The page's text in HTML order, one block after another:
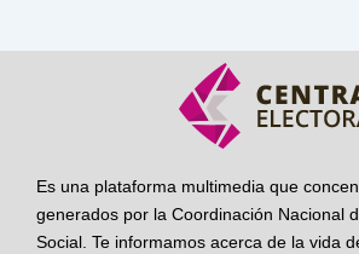
Es una plataforma multimedia que
generados por la Coordinación Nacional
Social. Te informamos acerca de la vida